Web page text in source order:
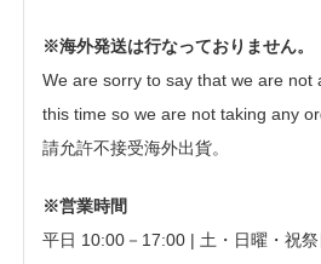
※海外発送は行なっておりません。
We are sorry to say that we are not
this time so we are not taking any
請允許不接受海外出貨。
※営業時間
平日 10:00－17:00 | 土・日曜・祝